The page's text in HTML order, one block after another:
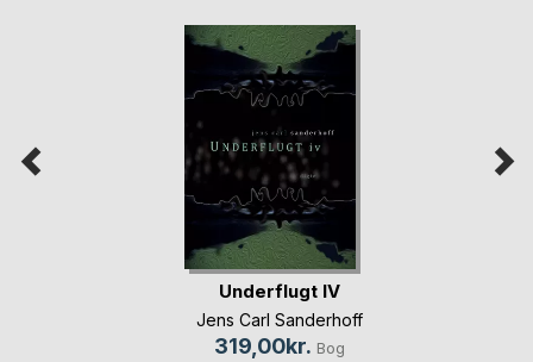
Underflugt IV
Jens Carl Sanderhoff
319,00kr. Bog